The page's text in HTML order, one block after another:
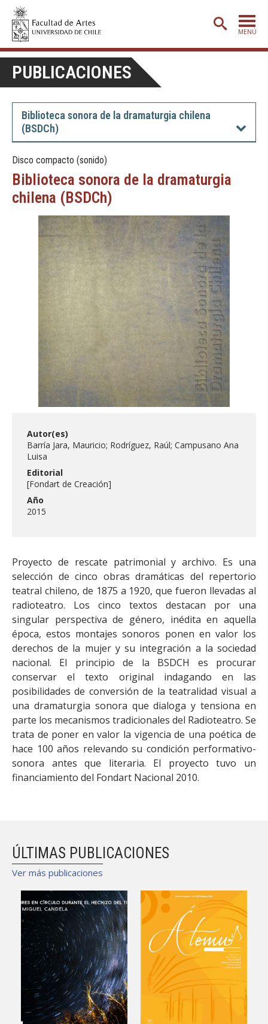
MENÚ
PORTADA
ADMISIÓN
ETAPA BÁSICA
EXTENSIÓN
CREACIÓN
BIBLIOTECA
DEPARTAMENTOS
FACULTAD
Estudiantes
Académicas/os
Funcionarias/os
Egresadas/os
PUBLICACIONES
Biblioteca sonora de la dramaturgia chilena
(BSDCh)
Disco compacto (sonido)
Biblioteca sonora de la dramaturgia
chilena (BSDCh)
Autor(es)
Barría Jara, Mauricio; Rodríguez, Raúl; Campusano Ana
Luisa
Editorial
[Fondart de Creación]
Año
2015
Proyecto de rescate patrimonial y archivo. Es una
selección de cinco obras dramáticas del repertorio
teatral chileno, de 1875 a 1920, que fueron llevadas al
radioteatro. Los cinco textos destacan por una
singular perspectiva de género, inédita en aquella
época, estos montajes sonoros ponen en valor los
derechos de la mujer y su integración a la sociedad
nacional. El principio de la BSDCH es procurar
conservar el texto original indagando en las
posibilidades de conversión de la teatralidad visual a
una dramaturgia sonora que dialoga y tensiona en
parte los mecanismos tradicionales del Radioteatro. Se
trata de poner en valor la vigencia de una poética de
hace 100 años relevando su condición performativo-
sonora antes que literaria. El proyecto tuvo un
financiamiento del Fondart Nacional 2010.
ÚLTIMAS PUBLICACIONES
Ver más publicaciones